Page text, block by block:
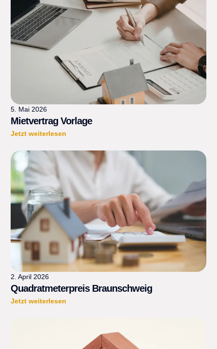
5. Mai 2026
Mietvertrag Vorlage
Jetzt weiterlesen
2. April 2026
Quadratmeterpreis Braunschweig
Jetzt weiterlesen